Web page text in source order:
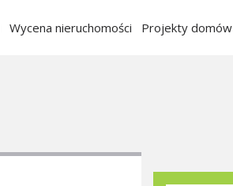
Wycena nieruchomości Projekty domów